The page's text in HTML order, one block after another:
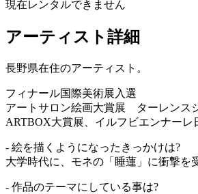
現在レンタルできません
アーティスト詳細
長野県在住のアーティスト。
フィナール国際美術展入選
アートサロン絵画大賞展 ターレンス
ARTBOX大賞展、イルフビエンナー
- 絵を描くようになったきっかけは?
大学時代に、モネの「睡蓮」に衝撃を
- 作品のテーマにしている事は?